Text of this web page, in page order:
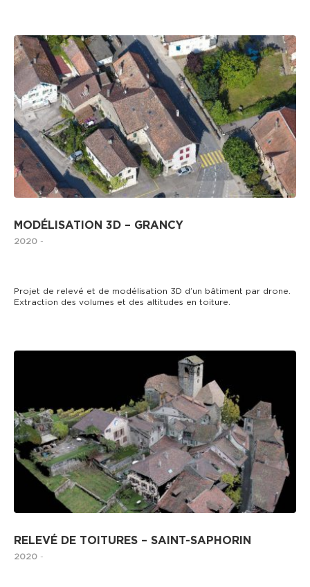
MODÉLISATION 3D – GRANCY
2020 -
Projet de relevé et de modélisation 3D d’un bâtiment par drone.
Extraction des volumes et des altitudes en toiture.
RELEVÉ DE TOITURES – SAINT-SAPHORIN
2020 -